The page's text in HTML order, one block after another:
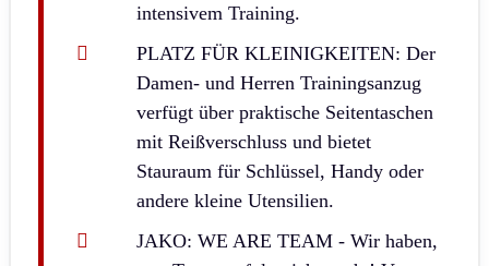
intensivem Training.
PLATZ FÜR KLEINIGKEITEN: Der
Damen- und Herren Trainingsanzug
verfügt über praktische Seitentaschen
mit Reißverschluss und bietet
Stauraum für Schlüssel, Handy oder
andere kleine Utensilien.
JAKO: WE ARE TEAM - Wir haben,